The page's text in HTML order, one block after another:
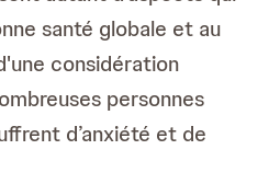
santé globale et au
considération
personnes
d’anxiété et de